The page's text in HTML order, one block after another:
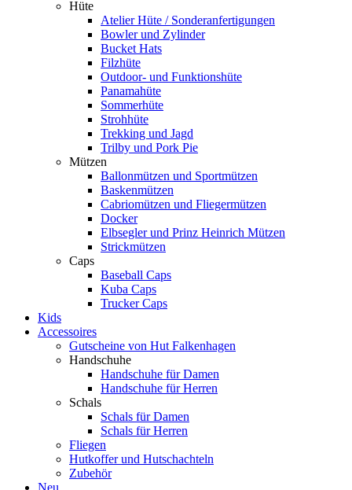
Hüte
Atelier Hüte / Sonderanfertigungen
Bowler und Zylinder
Bucket Hats
Filzhüte
Outdoor- und Funktionshüte
Panamahüte
Sommerhüte
Strohhüte
Trekking und Jagd
Trilby und Pork Pie
Mützen
Ballonmützen und Sportmützen
Baskenmützen
Cabriomützen und Fliegermützen
Docker
Elbsegler und Prinz Heinrich Mützen
Strickmützen
Caps
Baseball Caps
Kuba Caps
Trucker Caps
Kids
Accessoires
Gutscheine von Hut Falkenhagen
Handschuhe
Handschuhe für Damen
Handschuhe für Herren
Schals
Schals für Damen
Schals für Herren
Fliegen
Hutkoffer und Hutschachteln
Zubehör
Neu